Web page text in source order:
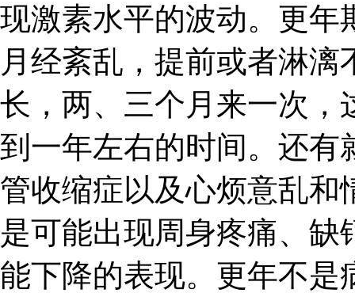
现激素水平的波动。更年
月经紊乱，提前或者淋
长，两、三个月来一次，
到一年左右的时间。还有
管收缩症以及心烦意乱和
是可能出现周身疼痛、
能下降的表现。更年不是